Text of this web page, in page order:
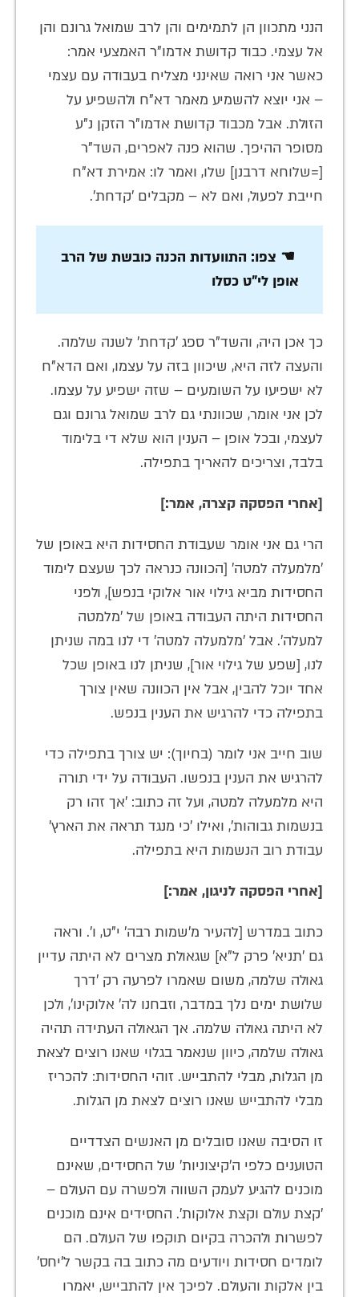
הנני מתכוון הן לתמימים והן לרב שמואל גרונם והן
אל עצמי. כבוד קדושת אדמו"ר האמצעי אמר:
כאשר אני רואה שאינני מצליח בעבודה עם עצמי
– אני יוצא להשמיע מאמר דא"ח ולהשפיע על
הזולת. אבל מכבוד קדושת אדמו"ר הזקן נ"ע
מסופר ההיפך. שהוא פנה לאפרים, השד"ר
[=שלוחא דרבנן] שלו, ואמר לו: אמירת דא"ח
חייבת לפעול, ואם לא – מקבלים 'קדחת'.
☚ צפו: התוועדות הכנה כובשת של הרב
אופן לי"ט כסלו
כך אכן היה, והשד"ר ספג 'קדחת' לשנה שלמה.
והעצה לזה היא, שיכוון בזה על עצמו, ואם הדא"ח
לא ישפיעו על השומעים – שזה ישפיע על עצמו.
לכן אני אומר, שכוונתי גם לרב שמואל גרונם וגם
לעצמי, ובכל אופן – הענין הוא שלא די בלימוד
בלבד, וצריכים להאריך בתפילה.
[אחרי הפסקה קצרה, אמר:]
הרי גם אני אומר שעבודת החסידות היא באופן של
'מלמעלה למטה' [הכוונה כנראה לכך שעצם לימוד
החסידות מביא גילוי אור אלוקי בנפש], ולפני
החסידות היתה העבודה באופן של 'מלמטה
למעלה'. אבל 'מלמעלה למטה' די לנו במה שניתן
לנו, [שפע של גילוי אור], שניתן לנו באופן שכל
אחד יוכל להבין, אבל אין הכוונה שאין צורך
בתפילה כדי להרגיש את הענין בנפש.
שוב חייב אני לומר (בחיוך): יש צורך בתפילה כדי
להרגיש את הענין בנפשו. העבודה על ידי תורה
היא מלמעלה למטה, ועל זה כתוב: 'אך זהו רק
בנשמות גבוהות', ואילו 'כי מנגד תראה את הארץ'
עבודת רוב הנשמות היא בתפילה.
[אחרי הפסקה לניגון, אמר:]
כתוב במדרש [להעיר מ'שמות רבה' י"ט, ו'. וראה
גם 'תניא' פרק ל"א] שגאולת מצרים לא היתה עדיין
גאולה שלמה, משום שאמרו לפרעה רק 'דרך
שלושת ימים נלך במדבר, וזבחנו לה' אלוקינו', ולכן
לא היתה גאולה שלמה. אך הגאולה העתידה תהיה
גאולה שלמה, כיוון שנאמר בגלוי שאנו רוצים לצאת
מן הגלות, מבלי להתבייש. זוהי החסידות: להכריז
מבלי להתבייש שאנו רוצים לצאת מן הגלות.
זו הסיבה שאנו סובלים מן האנשים הצדדיים
הטוענים כלפי ה'קיצוניות' של החסידים, שאינם
מוכנים להגיע לעמק השווה ולפשרה עם העולם –
'קצת עולם וקצת אלוקות'. החסידים אינם מוכנים
לפשרות ולהכרה בקיום תוקפו של העולם. הם
לומדים חסידות ויודעים מה כתוב בה בקשר ל'יחס'
בין אלקות והעולם. לפיכך אין להתבייש, יאמרו